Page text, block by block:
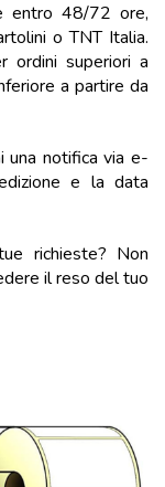
entro 48/72 ore,
o TNT Italia.
ordini superiori a
a partire da
una notifica via e-
e la data
richieste? Non
il reso del tuo